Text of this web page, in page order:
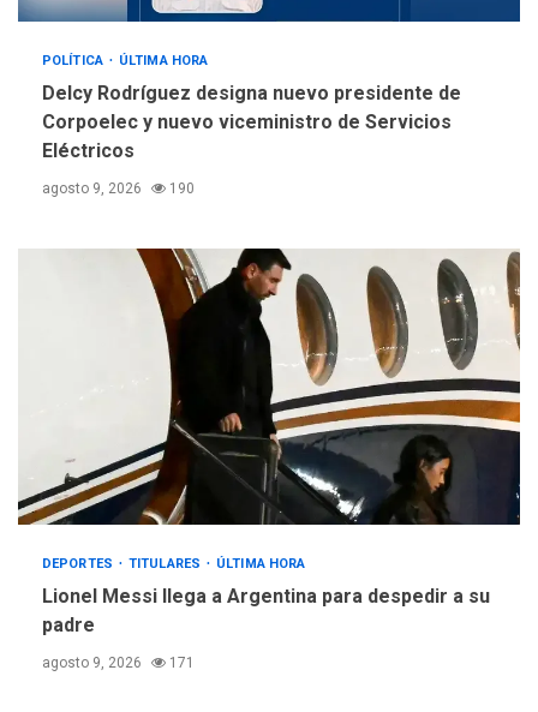
POLÍTICA ÚLTIMA HORA
Delcy Rodríguez designa nuevo presidente de
Corpoelec y nuevo viceministro de Servicios
Eléctricos
agosto 9, 2026 190
DEPORTES TITULARES ÚLTIMA HORA
Lionel Messi llega a Argentina para despedir a su
padre
agosto 9, 2026 171